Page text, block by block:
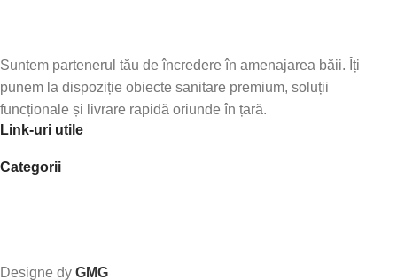
Suntem partenerul tău de încredere în amenajarea băii. Îți
punem la dispoziție obiecte sanitare premium, soluții
funcționale și livrare rapidă oriunde în țară.
Link-uri utile
Categorii
Designe dy GMG